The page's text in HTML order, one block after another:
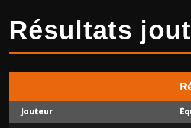
Résultats
Jouteur